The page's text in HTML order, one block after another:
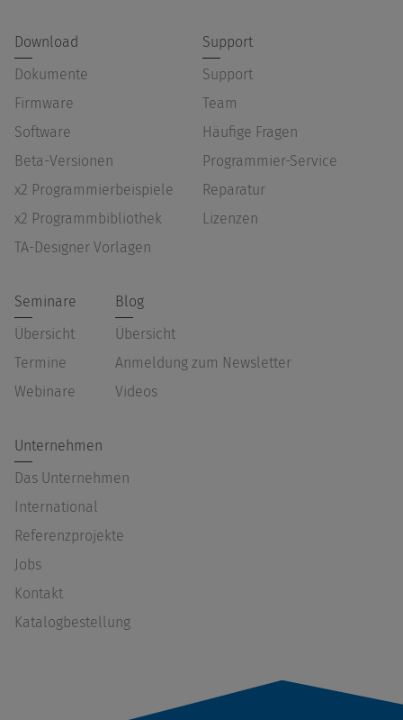
Download
Dokumente
Firmware
Software
Beta-Versionen
x2 Programmierbeispiele
x2 Programmbibliothek
TA-Designer Vorlagen
Support
Support
Team
Häufige Fragen
Programmier-Service
Reparatur
Lizenzen
Seminare
Übersicht
Termine
Webinare
Blog
Übersicht
Anmeldung zum Newsletter
Videos
Unternehmen
Das Unternehmen
International
Referenzprojekte
Jobs
Kontakt
Katalogbestellung